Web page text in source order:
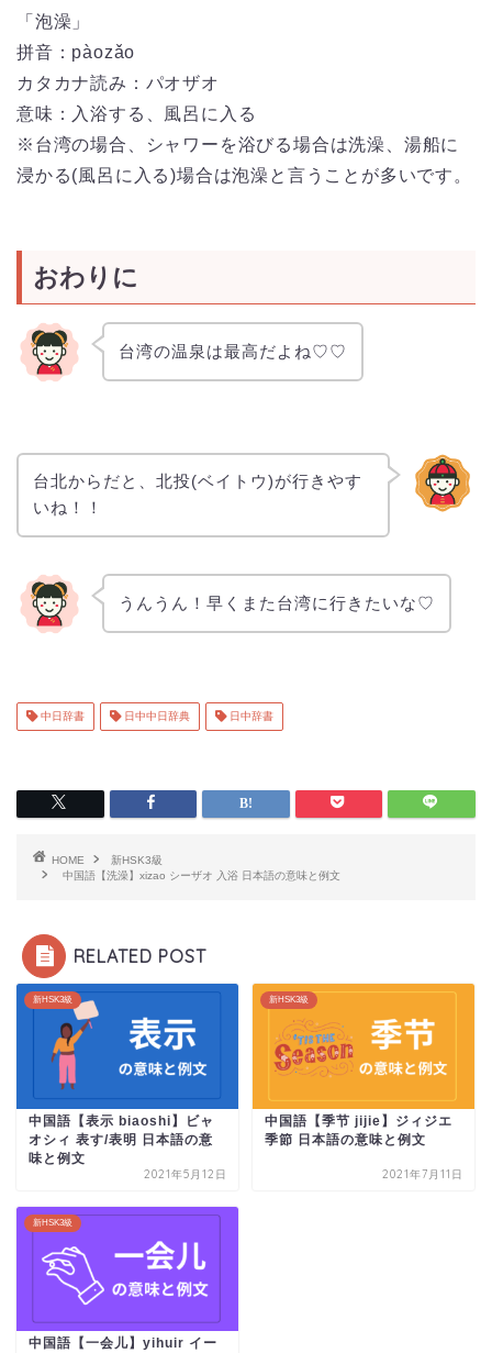
「泡澡」
拼音：pàozǎo
カタカナ読み：パオザオ
意味：入浴する、風呂に入る
※台湾の場合、シャワーを浴びる場合は洗澡、湯船に
浸かる(風呂に入る)場合は泡澡と言うことが多いです。
おわりに
台湾の温泉は最高だよね♡♡
台北からだと、北投(ベイトウ)が行きやす
いね！！
うんうん！早くまた台湾に行きたいな♡
中日辞書 日中中日辞典 日中辞書
HOME
新HSK3級
中国語【洗澡】xizao シーザオ 入浴 日本語の意味と例文
RELATED POST
新HSK3級
中国語【表示 biaoshi】ビャ
オシィ 表す/表明 日本語の意
味と例文
2021年5月12日
新HSK3級
中国語【季节 jijie】ジィジエ
季節 日本語の意味と例文
2021年7月11日
新HSK3級
中国語【一会儿】yihuir イー